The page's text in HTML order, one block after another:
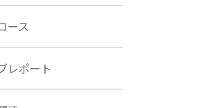
ース
レポート